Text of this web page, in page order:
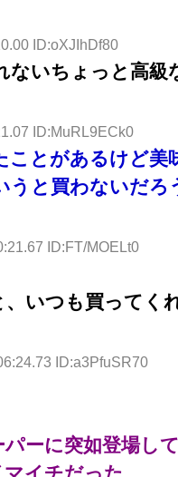
ID:oXJIhDf80
ないちょっと高級
ID:MuRL9ECk0
ことがあるけど美
うと買わないだろ
ID:FT/MOELt0
いつも買ってく
ID:a3PfuSR70
ーに突如登場し
イチだった